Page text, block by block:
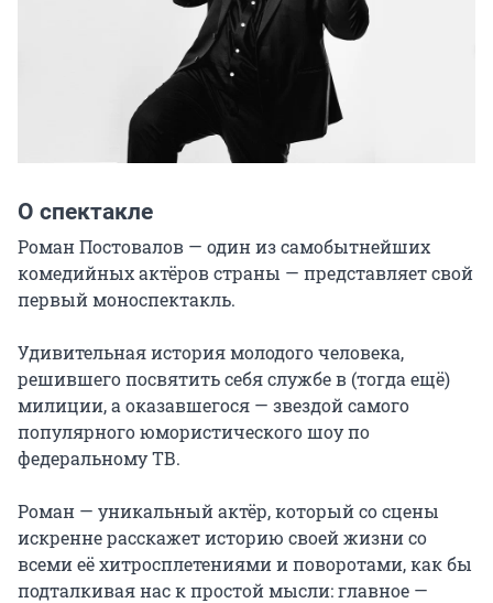
О спектакле
Роман Постовалов — один из самобытнейших
комедийных актёров страны — представляет свой
первый моноспектакль.
Удивительная история молодого человека,
решившего посвятить себя службе в (тогда ещё)
милиции, а оказавшегося — звездой самого
популярного юмористического шоу по
федеральному ТВ.
Роман — уникальный актёр, который со сцены
искренне расскажет историю своей жизни со
всеми её хитросплетениями и поворотами, как бы
подталкивая нас к простой мысли: главное —